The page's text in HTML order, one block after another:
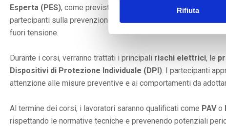
Rifiuta
Esperta (PES), come previsto dalla norma CEI 11-27, per
partecipanti sulla prevenzione dei rischi elettrici, garantendo
fuori tensione.
Durante i corsi, verranno trattati i principali rischi elettrici, le
Dispositivi di Protezione Individuale (DPI). I partecipanti
attenzione alle misure preventive e ai comportamenti da
Al termine dei corsi, i lavoratori saranno qualificati come PAVo
rispettando le normative tecniche e prevenendo potenziali